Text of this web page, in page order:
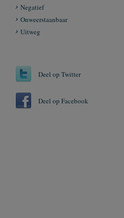
Negatief
Onweerstaanbaar
Uitweg
Deel op Twitter
Deel op Facebook